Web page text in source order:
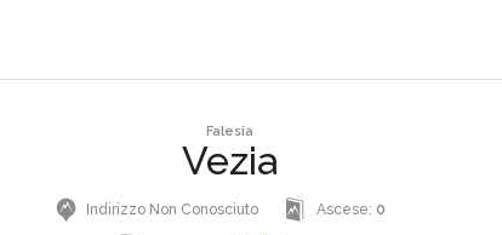
Falesia
Vezia
Indirizzo Non Conosciuto Ascese:0